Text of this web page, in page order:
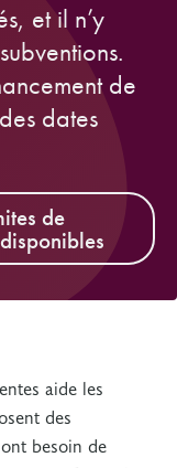
et il n’y
de
dates
de
aide les
des
besoin de